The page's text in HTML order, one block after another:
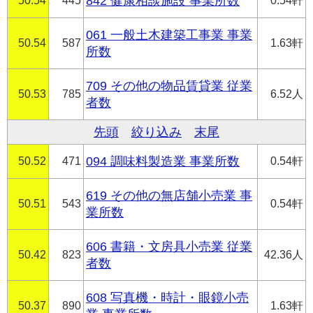
50.54 587
061 一般土木建築工事業 事業
所数
1.63軒
50.53 785
709 その他の物品賃貸業 従業
者数
6.52人
先頭 絞り込み 末尾
50.52 471 094 調味料製造業 事業所数 0.54軒
50.51 543
619 その他の無店舗小売業 事
業所数
0.54軒
50.42 823
606 書籍・文房具小売業 従業
者数
42.36人
50.37 890
608 写真機・時計・眼鏡小売
1.63軒